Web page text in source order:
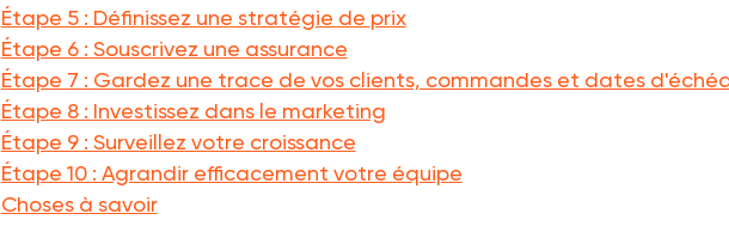
Étape 5 : Définissez une stratégie de prix
Étape 6 : Souscrivez une assurance
Étape 7 : Gardez une trace de vos clients, commandes et dates
Étape 8 : Investissez dans le marketing
Étape 9 : Surveillez votre croissance
Étape 10 : Agrandir efficacement votre équipe
Choses à savoir